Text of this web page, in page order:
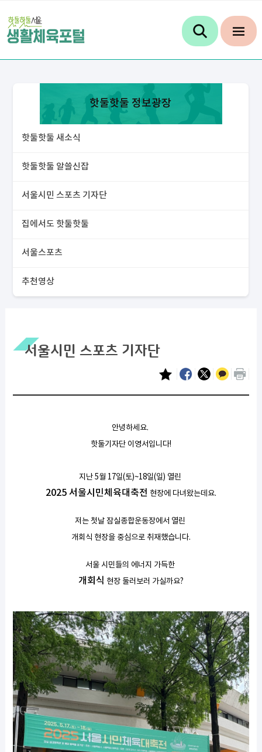
핫둘핫둘 정보광장
핫둘핫둘 새소식
핫둘핫둘 알쓸신잡
서울시민 스포츠 기자단
집에서도 핫둘핫둘
서울스포츠
추천영상
서울시민 스포츠 기자단
안녕하세요.
핫둘기자단 이영서입니다!
지난 5월 17일(토)~18일(일) 열린
2025 서울시민체육대축전 현장에 다녀왔는데요.
저는 첫날 잠실종합운동장에서 열린
개회식 현장을 중심으로 취재했습니다.
서울 시민들의 에너지 가득한
개회식 현장 둘러보러 가실까요?